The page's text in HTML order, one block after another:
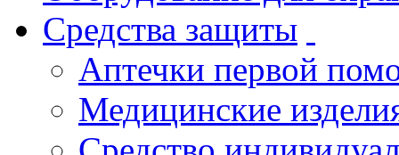
Средства защиты
Аптечки первой
Медицинские